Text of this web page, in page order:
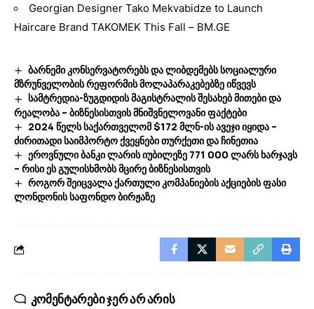
Georgian Designer Tako Mekvabidze to Launch
Haircare Brand TAKOMEK This Fall – BM.GE
ბარნემი კონსერვატორებს და ლიბდემებს სოციალური
მზრუნველობის რეფორმის მოლაპარაკებებზე იწვევს
სამტრედია-ზუგდიდის მაგისტრალის შესახებ მითები და
რეალობა – ბიზნესისთვის მნიშვნელოვანი ფაქტები
2024 წელს საქართველომ $172 მლნ-ის ავეჯი იყიდა –
ძირითადი საიმპორტო ქვეყნები თურქეთი და ჩინეთია
ეროვნული ბანკი ლარის იუბილეზე 771 000 ლარს ხარჯავს
– რისი ეს გულისხმობს მცირე ბიზნესისთვის
როგორ შეიცვალა ქართული კომპანიების აქციების ფასი
ლონდონის საფონდო ბირჟაზე
კომენტარები ჯერ არ არის